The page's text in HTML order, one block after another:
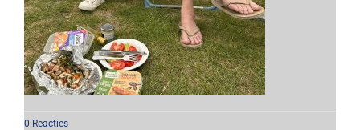
0 Reacties